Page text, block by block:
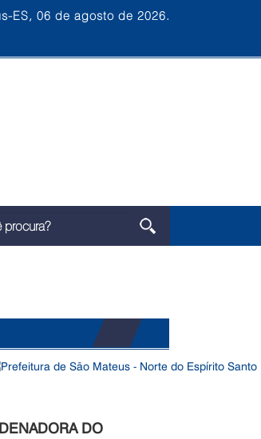
ES, 06 de agosto de 2026.
DO